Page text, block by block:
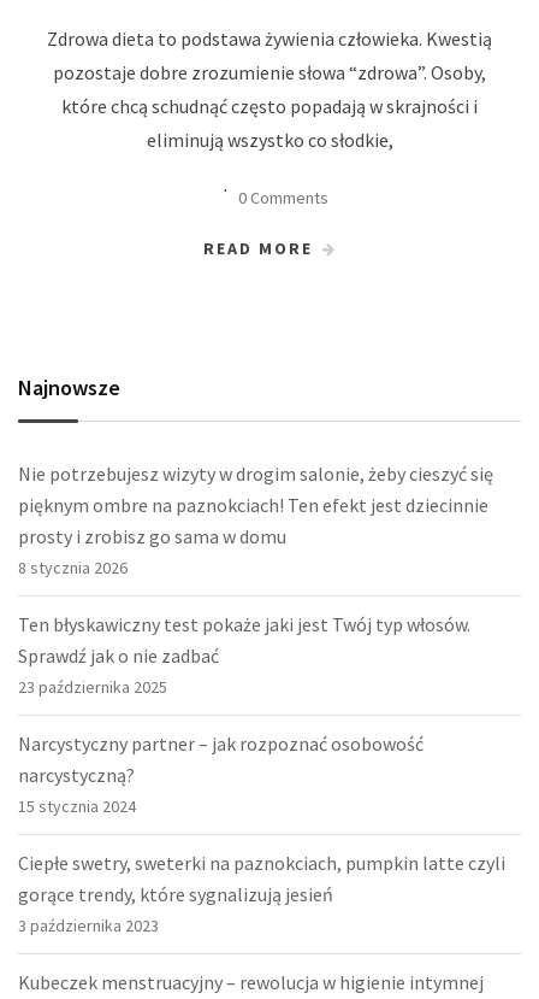
Zdrowa dieta to podstawa żywienia człowieka. Kwestią
pozostaje dobre zrozumienie słowa “zdrowa”. Osoby,
które chcą schudnąć często popadają w skrajności i
eliminują wszystko co słodkie,
0 Comments
READ MORE
Najnowsze
Nie potrzebujesz wizyty w drogim salonie, żeby cieszyć się
pięknym ombre na paznokciach! Ten efekt jest dziecinnie
prosty i zrobisz go sama w domu
8 stycznia 2026
Ten błyskawiczny test pokaże jaki jest Twój typ włosów.
Sprawdź jak o nie zadbać
23 października 2025
Narcystyczny partner – jak rozpoznać osobowość
narcystyczną?
15 stycznia 2024
Ciepłe swetry, sweterki na paznokciach, pumpkin latte czyli
gorące trendy, które sygnalizują jesień
3 października 2023
Kubeczek menstruacyjny – rewolucja w higienie intymnej